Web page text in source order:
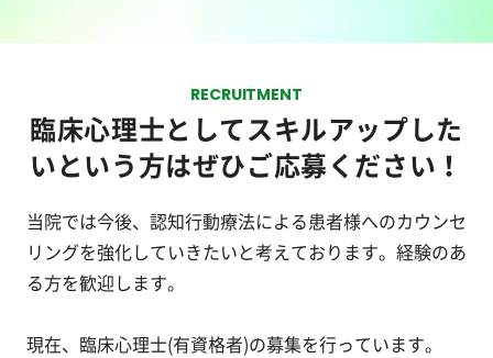
RECRUITMENT
臨床心理士としてスキルアップした
いという方はぜひご応募ください！
当院では今後、認知行動療法による患者様へのカウンセ
リングを強化していきたいと考えております。経験のあ
る方を歓迎します。
現在、臨床心理士(有資格者)の募集を行っています。